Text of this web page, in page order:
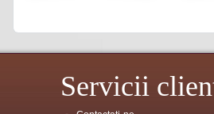
Servicii